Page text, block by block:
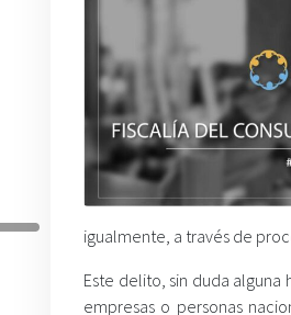
igualmente, a través de
Este delito, sin duda
empresas o personas